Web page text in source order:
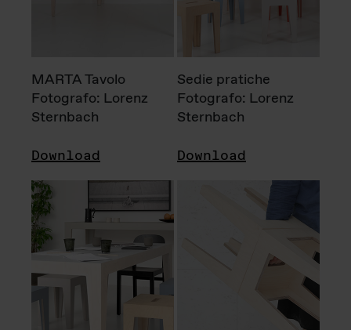
MARTA Tavolo
Fotografo: Lorenz
Sternbach
Download
Sedie pratiche
Fotografo: Lorenz
Sternbach
Download